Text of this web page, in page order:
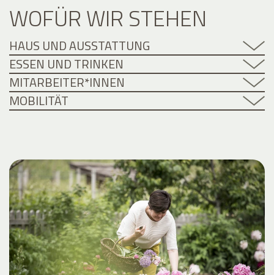
WOFÜR WIR STEHEN
HAUS UND AUSSTATTUNG
ESSEN UND TRINKEN
MITARBEITER*INNEN
MOBILITÄT